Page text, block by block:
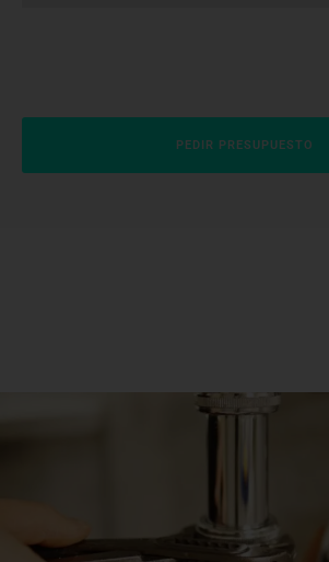
PEDIR PRESUPUESTO